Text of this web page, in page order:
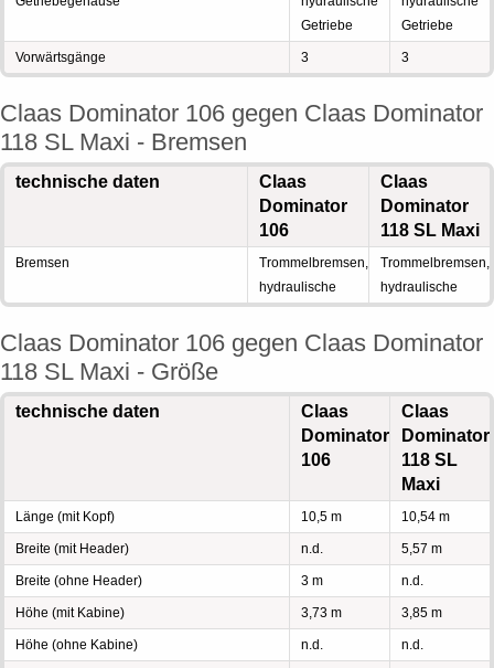
Getriebe
Getriebe
Vorwärtsgänge 3 3
Claas Dominator 106 gegen Claas Dominator
118 SL Maxi - Bremsen
technische daten
Claas
Dominator
106
Claas
Dominator
118 SL Maxi
Bremsen
Trommelbremsen,
hydraulische
Trommelbremsen,
hydraulische
Claas Dominator 106 gegen Claas Dominator
118 SL Maxi - Größe
technische daten
Claas
Dominator
106
Claas
Dominator
118 SL
Maxi
Länge (mit Kopf) 10,5 m 10,54 m
Breite (mit Header) n.d. 5,57 m
Breite (ohne Header) 3 m n.d.
Höhe (mit Kabine) 3,73 m 3,85 m
Höhe (ohne Kabine) n.d. n.d.